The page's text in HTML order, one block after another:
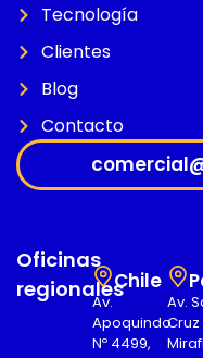
Tecnología
Clientes
Blog
Contacto
Oficinas
regionalesChile
Av.
Apoquindo
Nº 4499,
Av.
Cruz